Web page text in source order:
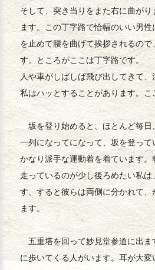
そして、突き当りをまた右に曲が
ます。この丁字路で恰幅のいい男
を止めて腰を曲げて挨拶されるので
す。ところがここは丁字路です。
人や車がしばしば飛び出してきて
私はハッとすることがあります。
坂を登り始めると、ほとんど毎日
一列になってになって、坂を登って
かなり派手な運動着を着ています
走っているのが少し後ろめたい私は
す、すると彼らは両側に分かれて
ます。
五重塔を回って妙見堂参道に出ま
に歩いてくる人がいます。耳が大